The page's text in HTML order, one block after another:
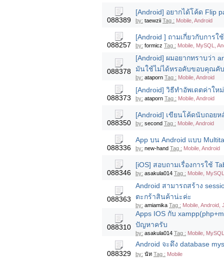
088389
[Android] อยากได้โค้ด Flip
by: taewzii Tag : Mobile, Android
088257
[Android ] ถามเกี่ยวกับการใ
by: formicz Tag : Mobile, MySQL,
088378
[Android] ผมอยากทราบว่า
มันใช้ไม่ได้หรอคับขอบคุณคับ
by: ataporn Tag : Mobile, Android
088373
[Android] วิธีทำอัพเดตค่าใ
by: ataporn Tag : Mobile, Android
088350
[Android] เขียนโค้ดนับถอย
by: second Tag : Mobile, Android
088336
App บน Android แบบ
by: new-hand Tag : Mobile, Android
088346
[iOS] สอบถามเรื่องการใช้
by: asakula014 Tag : Mobile,
088363
Android สามารถสร้าง
ตะกร้าสินค้าน่ะค่ะ
by: amiamika Tag : Mobile, Android,
088310
Apps IOS กับ
ปัญหาครับ
by: asakula014 Tag : Mobile,
088329
Android จะดึง database
by: นัท Tag : Mobile